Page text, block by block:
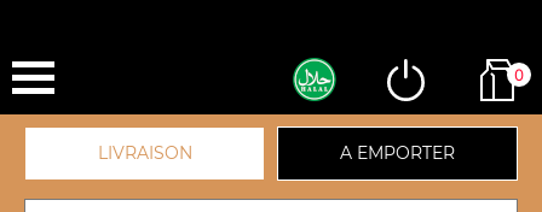
0
LIVRAISON A EMPORTER